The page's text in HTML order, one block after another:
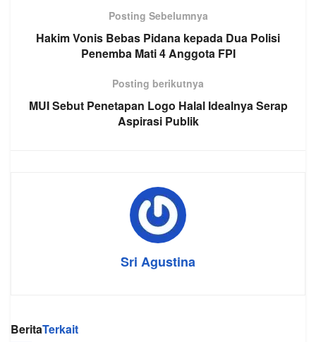
Posting Sebelumnya
Hakim Vonis Bebas Pidana kepada Dua Polisi
Penemba Mati 4 Anggota FPI
Posting berikutnya
MUI Sebut Penetapan Logo Halal Idealnya Serap
Aspirasi Publik
Sri Agustina
BeritaTerkait